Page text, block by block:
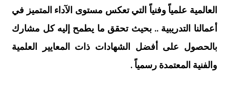
العالمية علمياً وفنياً التي تعكس مستوى الآداء المتميز في
أعمالنا التدريبية .. بحيث تحقق ما يطمح إليه كل مشارك
بالحصول على أفضل الشهادات ذات المعايير العلمية
والفنية المعتمدة رسمياً .